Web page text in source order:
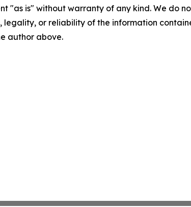
"as is" without warranty of any kind. We do
legality, or reliability of the information
author above.